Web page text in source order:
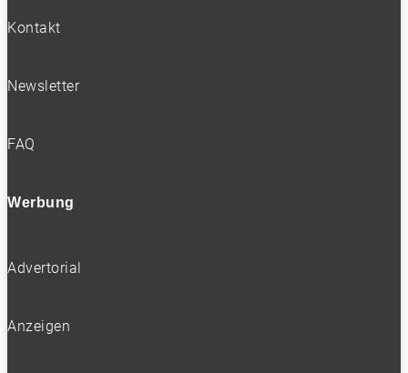
Kontakt
Newsletter
FAQ
Werbung
Advertorial
Anzeigen